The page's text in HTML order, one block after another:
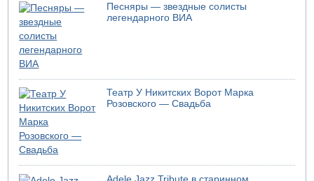
Песняры — звездные солисты
легендарного ВИА
Театр У Никитских Ворот Марка
Розовского — Свадьба